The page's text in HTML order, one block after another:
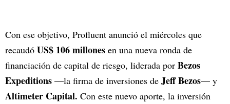
Con ese objetivo, Profluent anunció el miércoles que
recaudó US$ 106 millones en una nueva ronda de
financiación de capital de riesgo, liderada por Bezos
Expeditions —la firma de inversiones de Jeff Bezos— y
Altimeter Capital. Con este nuevo aporte, la inversión